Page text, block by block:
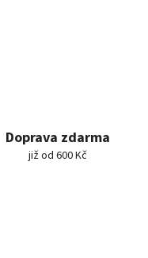
Doprava zdarma
již od 600 Kč